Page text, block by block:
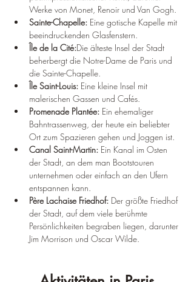
Werke von Monet, Renoir und Van Gogh.
Sainte-Chapelle: Eine gotische Kapelle mit
beeindruckenden Glasfenstern.
Île de la Cité:Die älteste Insel der Stadt
beherbergt die Notre-Dame de Paris und
die Sainte-Chapelle.
Île Saint-Louis: Eine kleine Insel mit
malerischen Gassen und Cafés.
Promenade Plantée: Ein ehemaliger
Bahntrassenweg, der heute ein beliebter
Ort zum Spazieren gehen und Joggen ist.
Canal Saint-Martin: Ein Kanal im Osten
der Stadt, an dem man Bootstouren
unternehmen oder einfach an den Ufern
entspannen kann.
Père Lachaise Friedhof: Der größte Friedhof
der Stadt, auf dem viele berühmte
Persönlichkeiten begraben liegen, darunter
Jim Morrison und Oscar Wilde.